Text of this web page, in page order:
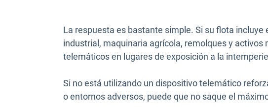
La respuesta es bastante simple. Si su flota incluye
industrial, maquinaria agrícola, remolques y
telemáticos en lugares de exposición a la
Si no está utilizando un dispositivo telemático
o entornos adversos, puede que no saque el